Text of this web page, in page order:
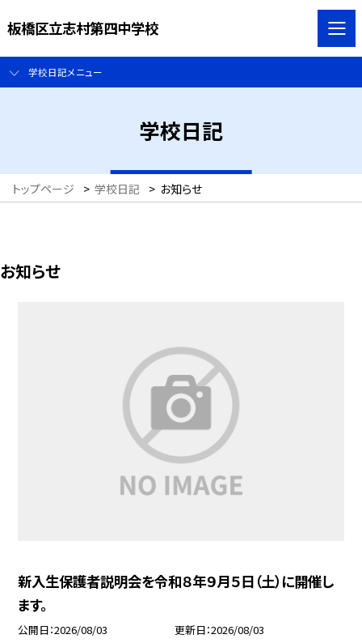
板橋区立志村第四中学校
学校日記メニュー
学校日記
トップページ > 学校日記 > お知らせ
お知らせ
新入生保護者説明会を令和８年９月５日（土）に開催し
ます。
公開日 2026/08/03 更新日 2026/08/03